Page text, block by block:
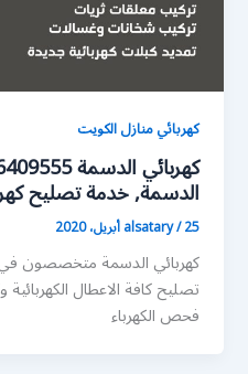
كهربائي منازل الكويت
الدسمة, خدمة تصليح
alsatary/25 أبريل، 2020
كهربائي الدسمة متخصصون في
تصليح كافة الاعطال
فحص الكهرباء